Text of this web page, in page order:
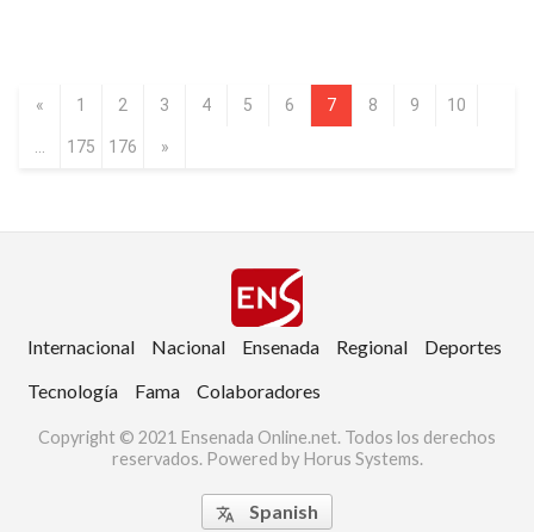
« 1 2 3 4 5 6 7 8 9 10
175 176 »
Internacional Nacional Ensenada Regional
Deportes
Tecnología
Fama Colaboradores
Copyright © 2021 Ensenada Online.net. Todos los derechos
reservados. Powered by Horus Systems.
 Spanish